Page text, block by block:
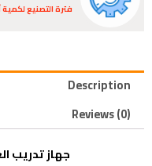
فترة التصنيع
Description
Reviews (0)
جهاز تدريب